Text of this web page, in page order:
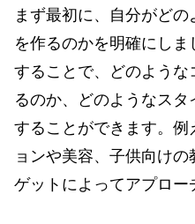
まず最初に、自分がど
を作るのかを明確にし
することで、どのよう
るのか、どのようなス
することができます。
ョンや美容、子供向け
ゲットによってアプロー